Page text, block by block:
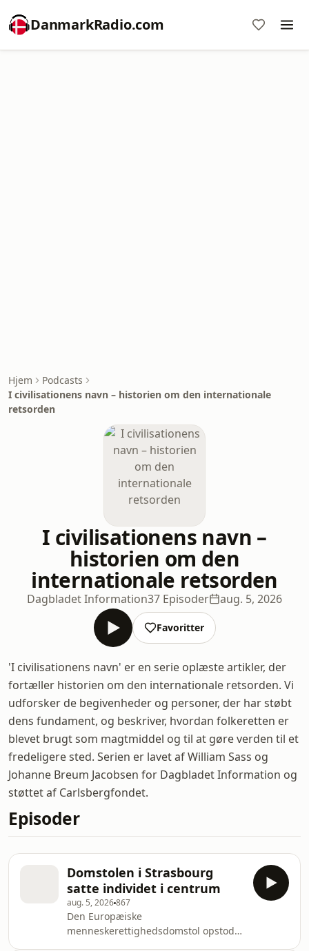
DanmarkRadio.com
Hjem
Podcasts
I civilisationens navn – historien om den internationale
retsorden
I civilisationens navn –
historien om den
internationale retsorden
Dagbladet Information37 Episoder aug. 5, 2026
Favoritter
'I civilisationens navn' er en serie oplæste artikler, der
fortæller historien om den internationale retsorden. Vi
udforsker de begivenheder og personer, der har støbt
dens fundament, og beskriver, hvordan folkeretten er
blevet brugt som magtmiddel og til at gøre verden til et
fredeligere sted. Serien er lavet af William Sass og
Johanne Breum Jacobsen for Dagbladet Information og
støttet af Carlsbergfondet.
Episoder
Domstolen i Strasbourg
satte individet i centrum
aug. 5, 2026867
Den Europæiske
menneskerettighedsdomstol opstod